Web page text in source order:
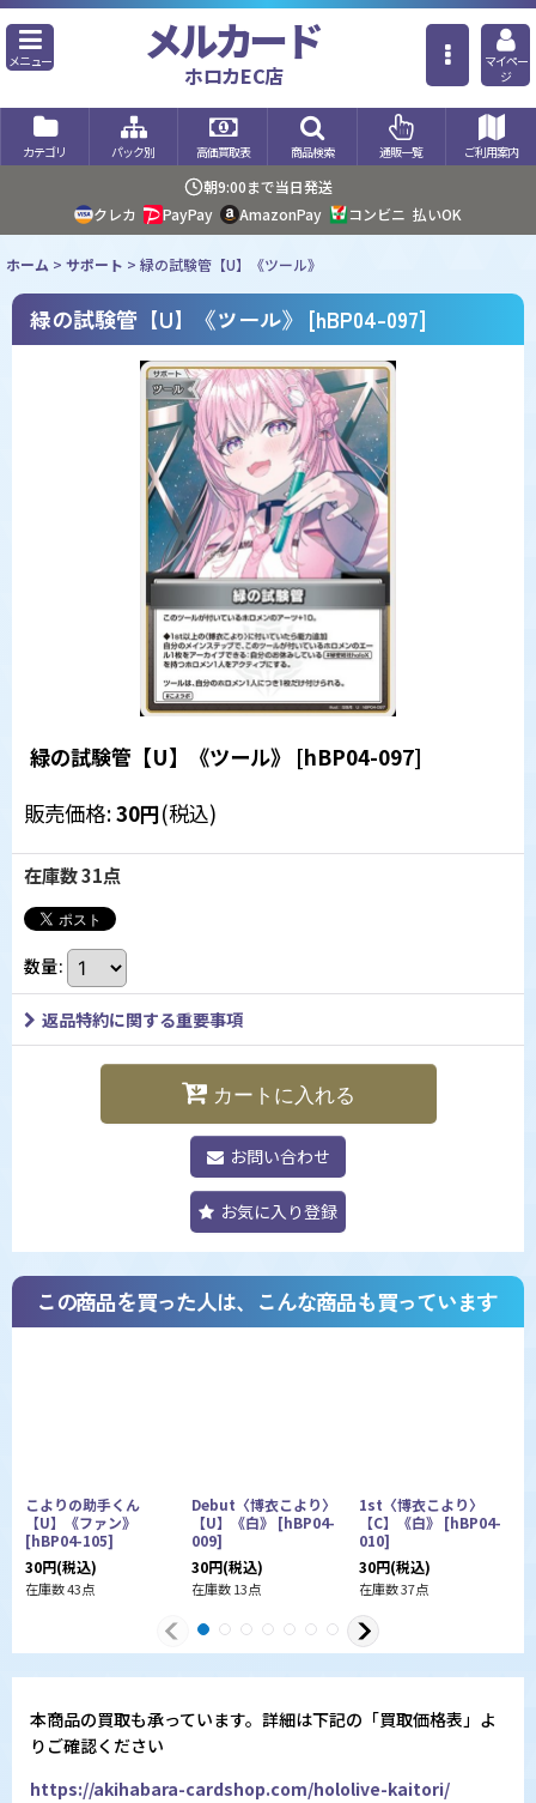
メニュー メルカード
ホロカEC店
マイペー
ジ
カテゴリ パック別 高価買取表 商品検索 通販一覧 ご利用案内
朝9:00まで当日発送
クレカ
PayPay AmazonPay コンビニ 払いOK
ホーム > サポート > 緑の試験管【U】《ツール》
緑の試験管【U】《ツール》 [hBP04-097]
緑の試験管【U】《ツール》 [hBP04-097]
販売価格:30円(税込)
在庫数 31点
数量:
返品特約に関する重要事項
カートに入れる
お問い合わせ
お気に入り登録
この商品を買った人は、こんな商品も買っています
こよりの助手くん
【U】《ファン》
[hBP04-105]
30円(税込)
在庫数 43点
Debut〈博衣こより〉
【U】《白》 [hBP04-
009]
30円(税込)
在庫数 13点
1st〈博衣こより〉
【C】《白》 [hBP04-
010]
30円(税込)
在庫数 37点
本商品の買取も承っています。詳細は下記の「買取価格表」よ
りご確認ください
https://akihabara-cardshop.com/hololive-kaitori/